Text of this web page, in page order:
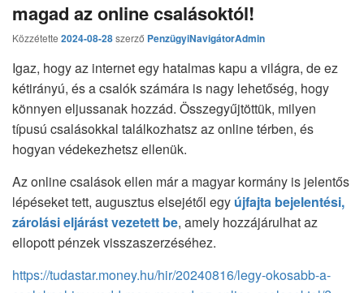
magad az online csalásoktól!
Közzétette 2024-08-28szerző PenzügyiNavigátorAdmin
Igaz, hogy az internet egy hatalmas kapu a világra, de ez
kétirányú, és a csalók számára is nagy lehetőség, hogy
könnyen eljussanak hozzád. Összegyűjtöttük, milyen
típusú csalásokkal találkozhatsz az online térben, és
hogyan védekezhetsz ellenük.
Az online csalások ellen már a magyar kormány is jelentős
lépéseket tett, augusztus elsejétől egy újfajta bejelentési,
zárolási eljárást vezetett be, amely hozzájárulhat az
ellopott pénzek visszaszerzéséhez.
https://tudastar.money.hu/hir/20240816/legy-okosabb-a-